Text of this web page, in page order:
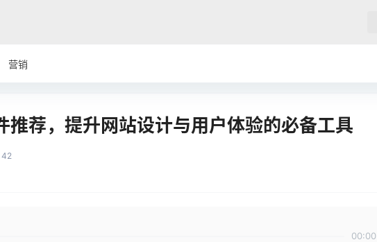
营销
荐，提升网站设计与用户体验的必备工具
42
00:00